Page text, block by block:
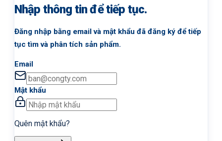
Nhập thông tin để tiếp tục.
Đăng nhập bằng email và mật khẩu đã đăng ký để tiếp
tục tìm và phân tích sản phẩm.
Email
Mật khẩu
Quên mật khẩu?